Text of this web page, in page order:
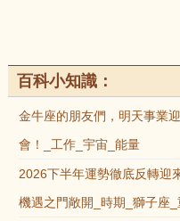
百科小知識：
金牛座的朋友們，明天事業
會！_工作_宇宙_能量
2026下半年運勢徹底反轉迎
機遇之門敞開_時期_獅子座_